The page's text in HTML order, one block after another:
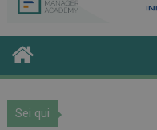
Sei qui